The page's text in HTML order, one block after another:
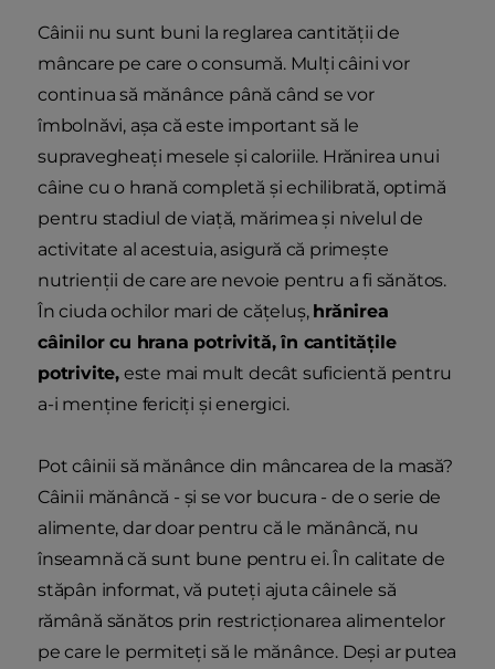
Câinii nu sunt buni la reglarea cantității de
mâncare pe care o consumă. Mulți câini vor
continua să mănânce până când se vor
îmbolnăvi, așa că este important să le
supravegheați mesele și caloriile. Hrănirea unui
câine cu o hrană completă și echilibrată, optimă
pentru stadiul de viață, mărimea și nivelul de
activitate al acestuia, asigură că primește
nutrienții de care are nevoie pentru a fi sănătos.
În ciuda ochilor mari de cățeluș, hrănirea
câinilor cu hrana potrivită, în cantitățile
potrivite, este mai mult decât suficientă pentru
a-i menține fericiți și energici.
Pot câinii să mănânce din mâncarea de la masă?
Câinii mănâncă - și se vor bucura - de o serie de
alimente, dar doar pentru că le mănâncă, nu
înseamnă că sunt bune pentru ei. În calitate de
stăpân informat, vă puteți ajuta câinele să
rămână sănătos prin restricționarea alimentelor
pe care le permiteți să le mănânce. Deși ar putea